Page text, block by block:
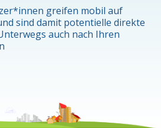
greifen mobil auf
sind damit potentielle direkte
auch nach Ihren